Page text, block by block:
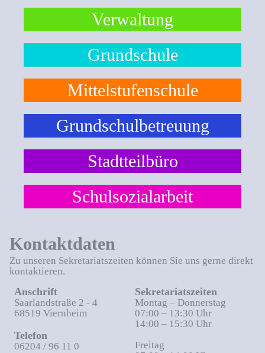
Verwaltung
Grundschule
Mittelstufenschule
Grundschulbetreuung
Stadtteilbüro
Schulsozialarbeit
Kontaktdaten
Zu unseren Sekretariatszeiten können Sie uns gerne direkt
kontaktieren.
Anschrift
Saarlandstraße 2 - 4
68519 Viernheim
Telefon
06204 / 96 11 0
Sekretariatszeiten
Montag – Donnerstag
07:00 – 13:30 Uhr
14:00 – 15:30 Uhr
Freitag